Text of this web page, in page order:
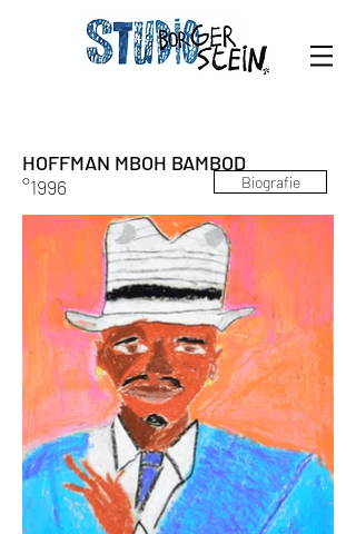
HOFFMAN MBOH BAMBOD
°1996
Biografie